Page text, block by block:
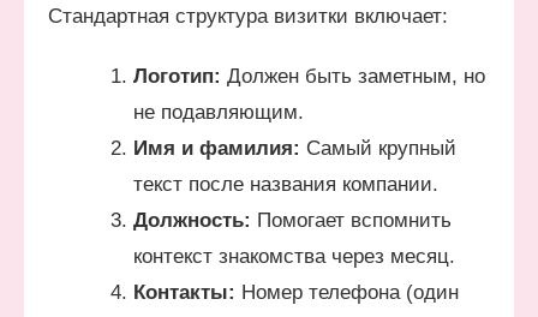
Стандартная структура визитки включает:
Логотип: Должен быть заметным, но
не подавляющим.
Имя и фамилия: Самый крупный
текст после названия компании.
Должность: Помогает вспомнить
контекст знакомства через месяц.
Контакты: Номер телефона (один